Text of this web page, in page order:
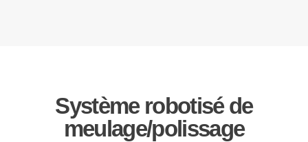
Système robotisé de
meulage/polissage